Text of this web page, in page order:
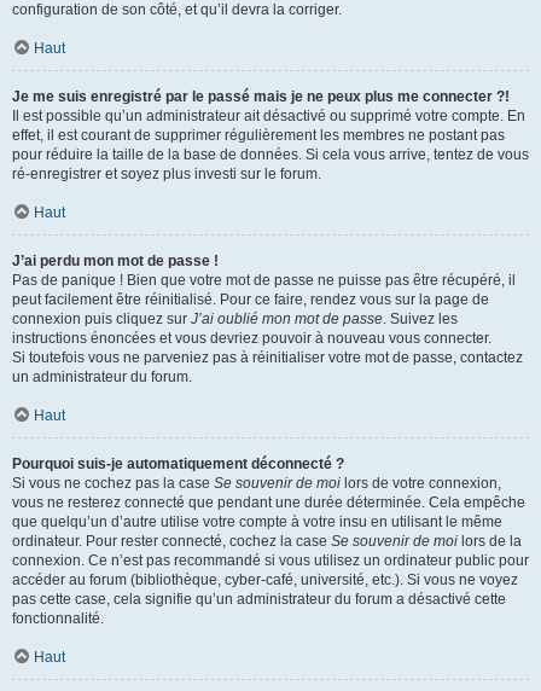
configuration de son côté, et qu’il devra la corriger.
Haut
Je me suis enregistré par le passé mais je ne peux plus me connecter ?!
Il est possible qu’un administrateur ait désactivé ou supprimé votre compte. En
effet, il est courant de supprimer régulièrement les membres ne postant pas
pour réduire la taille de la base de données. Si cela vous arrive, tentez de vous
ré-enregistrer et soyez plus investi sur le forum.
Haut
J’ai perdu mon mot de passe !
Pas de panique ! Bien que votre mot de passe ne puisse pas être récupéré, il
peut facilement être réinitialisé. Pour ce faire, rendez vous sur la page de
connexion puis cliquez sur J’ai oublié mon mot de passe. Suivez les
instructions énoncées et vous devriez pouvoir à nouveau vous connecter.
Si toutefois vous ne parveniez pas à réinitialiser votre mot de passe, contactez
un administrateur du forum.
Haut
Pourquoi suis-je automatiquement déconnecté ?
Si vous ne cochez pas la case Se souvenir de moi lors de votre connexion,
vous ne resterez connecté que pendant une durée déterminée. Cela empêche
que quelqu’un d’autre utilise votre compte à votre insu en utilisant le même
ordinateur. Pour rester connecté, cochez la case Se souvenir de moi lors de la
connexion. Ce n’est pas recommandé si vous utilisez un ordinateur public pour
accéder au forum (bibliothèque, cyber-café, université, etc.). Si vous ne voyez
pas cette case, cela signifie qu’un administrateur du forum a désactivé cette
fonctionnalité.
Haut